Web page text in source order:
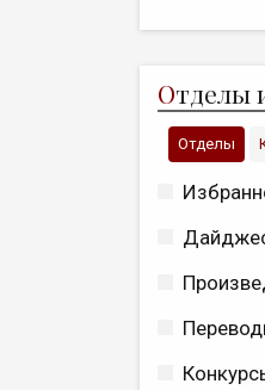
Отделы
Отделы